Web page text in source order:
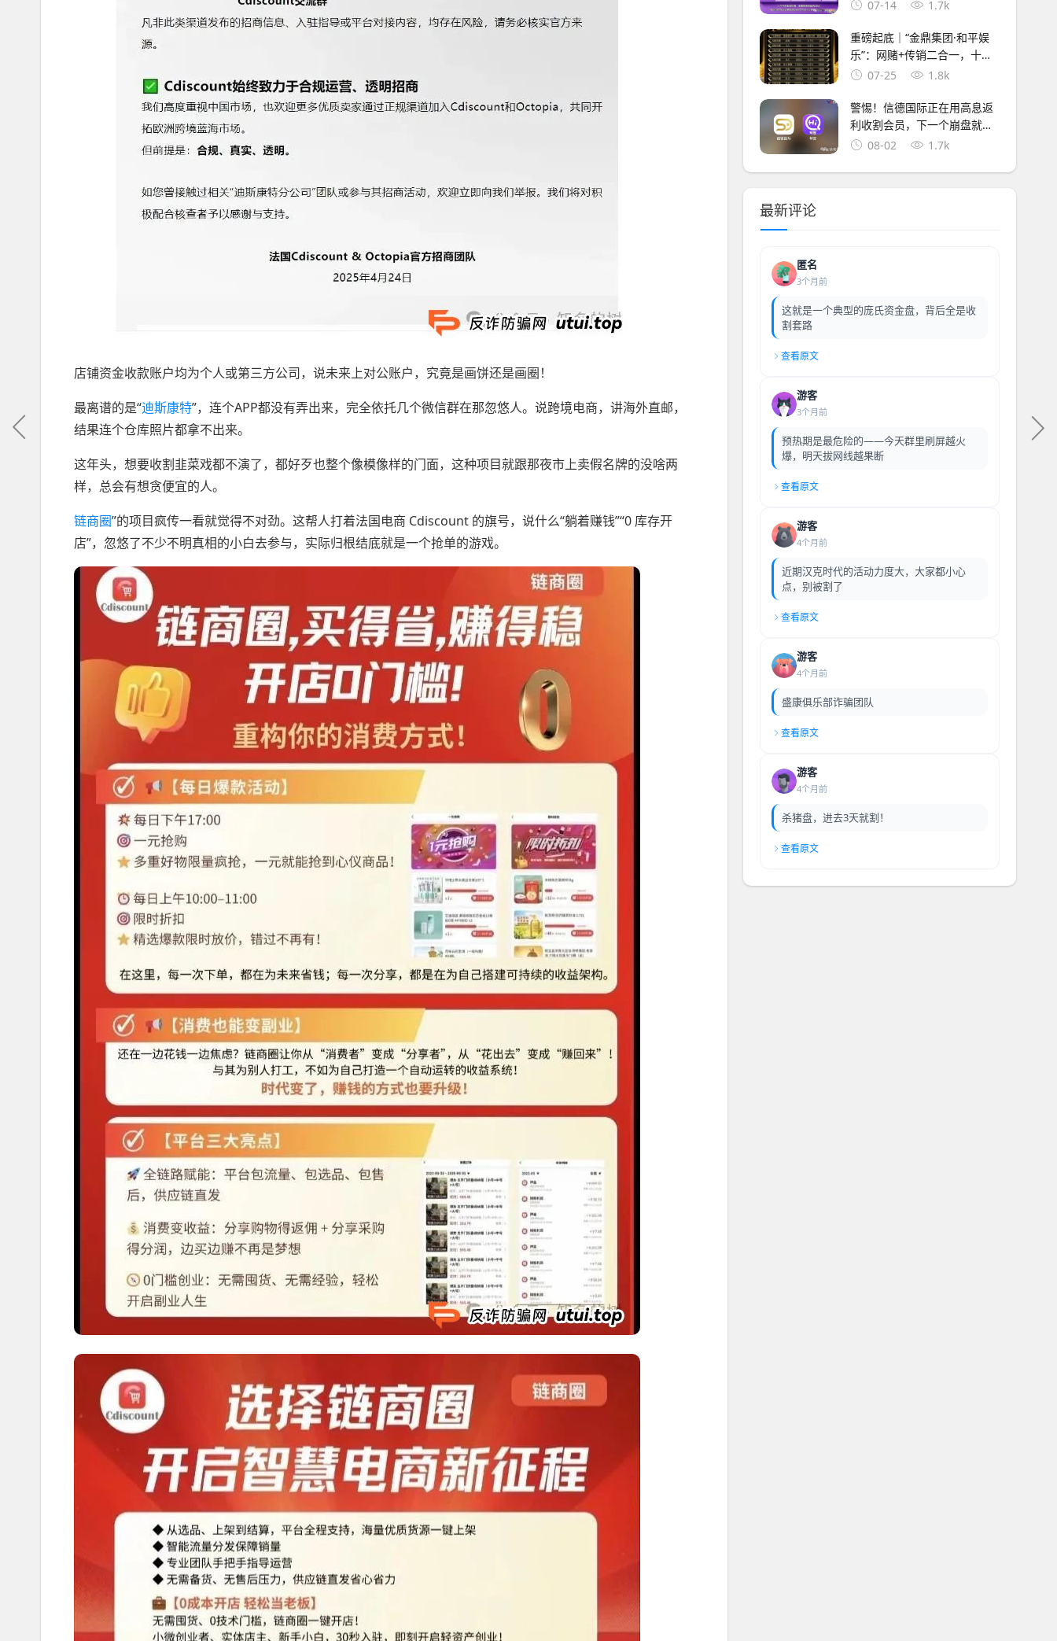
店铺资金收款账户均为个人或第三方公司，说未来上对公账户，究竟是画饼还是画圈！
最离谱的是“迪斯康特”，连个APP都没有弄出来，完全依托几个微信群在那忽悠人。说跨境电商，讲海外直邮，
结果连个仓库照片都拿不出来。
这年头，想要收割韭菜戏都不演了，都好歹也整个像模像样的门面，这种项目就跟那夜市上卖假名牌的没啥两
样，总会有想贪便宜的人。
链商圈”的项目疯传一看就觉得不对劲。这帮人打着法国电商 Cdiscount 的旗号，说什么“躺着赚钱”“0 库存开
店”，忽悠了不少不明真相的小白去参与，实际归根结底就是一个抢单的游戏。
07-14 1.7k
重磅起底｜“金鼎集团·和平娱
乐”：网赌+传销二合一，十级
代理+倍投陷阱，法律红线已踩
07-25 1.8k
警惕！信德国际正在用高息返
利收割会员，下一个崩盘就是
它，参与者快跑
08-02 1.7k
最新评论
匿名
3个月前
这就是一个典型的庞氏资金盘，背后全是收
割套路
查看原文
游客
3个月前
预热期是最危险的——今天群里刷屏越火
爆，明天拔网线越果断
查看原文
游客
4个月前
近期汉克时代的活动力度大，大家都小心
点，别被割了
查看原文
游客
4个月前
盛康俱乐部诈骗团队
查看原文
游客
4个月前
杀猪盘，进去3天就割！
查看原文